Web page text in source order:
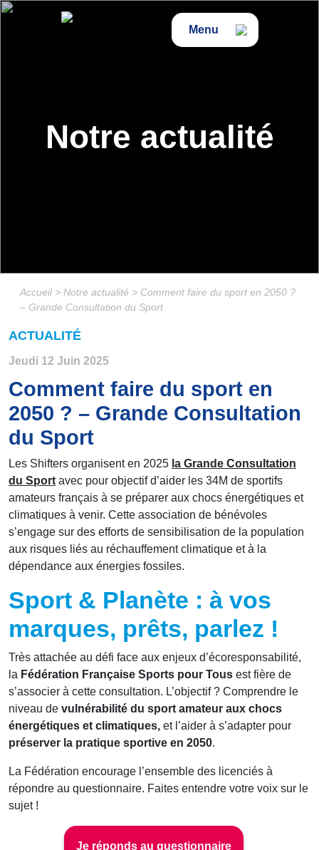
Menu
Notre actualité
Accueil> Notre actualité > Comment faire du sport en 2050 ?
– Grande Consultation du Sport
ACTUALITÉ
Jeudi 12 Juin 2025
Comment faire du sport en
2050 ? – Grande Consultation
du Sport
Les Shifters organisent en 2025 la Grande Consultation
du Sport avec pour objectif d’aider les 34M de sportifs
amateurs français à se préparer aux chocs énergétiques et
climatiques à venir. Cette association de bénévoles
s’engage sur des efforts de sensibilisation de la population
aux risques liés au réchauffement climatique et à la
dépendance aux énergies fossiles.
Sport & Planète : à vos
marques, prêts, parlez !
Très attachée au défi face aux enjeux d’écoresponsabilité,
la Fédération Française Sports pour Tous est fière de
s’associer à cette consultation. L’objectif ? Comprendre le
niveau de vulnérabilité du sport amateur aux chocs
énergétiques et climatiques, et l’aider à s’adapter pour
préserver la pratique sportive en 2050.
La Fédération encourage l’ensemble des licenciés à
répondre au questionnaire. Faites entendre votre voix sur le
sujet !
Je réponds au questionnaire